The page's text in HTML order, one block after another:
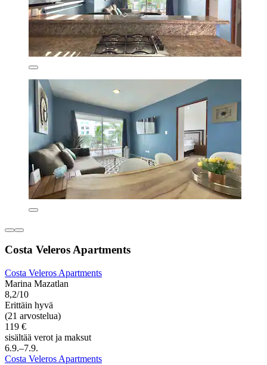
Costa Veleros Apartments
Costa Veleros Apartments
Marina Mazatlan
8,2/10
Erittäin hyvä
(21 arvostelua)
119 €
sisältää verot ja maksut
6.9.–7.9.
Costa Veleros Apartments